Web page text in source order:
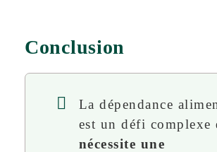
Conclusion
La dépendance
est un défi complexe
nécessite une